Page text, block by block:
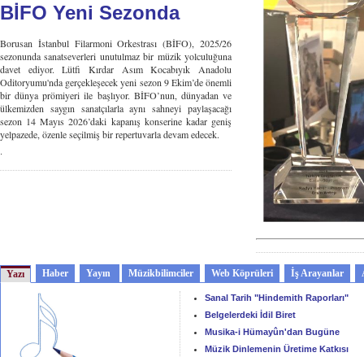
BİFO Yeni Sezonda
Borusan İstanbul Filarmoni Orkestrası (BİFO), 2025/26
sezonunda sanatseverleri unutulmaz bir müzik yolculuğuna
davet ediyor. Lütfi Kırdar Asım Kocabıyık Anadolu
Oditoryumu'nda gerçekleşecek yeni sezon 9 Ekim’de önemli
bir dünya prömiyeri ile başlıyor. BİFO’nun, dünyadan ve
ülkemizden saygın sanatçılarla aynı sahneyi paylaşacağı
sezon 14 Mayıs 2026’daki kapanış konserine kadar geniş
yelpazede, özenle seçilmiş bir repertuvarla devam edecek.
Yazı Haber Yayın Müzikbilimciler Web Köprüleri İş Arayanlar
Sanal Tarih "Hindemith Raporları"
Belgelerdeki İdil Biret
Musika-i Hümayûn'dan Bugüne
Müzik Dinlemenin Üretime Katkısı